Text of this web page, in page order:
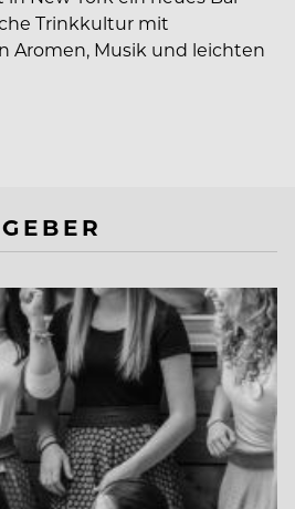
Trinkkultur mit
Aromen, Musik und leichten